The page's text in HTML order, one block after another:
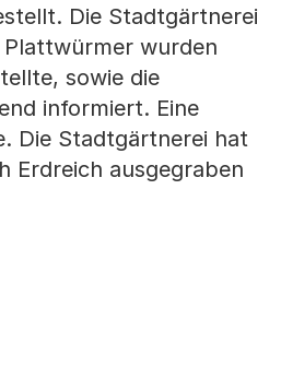
Die Stadtgärtnerei
wurden
sowie die
informiert. Eine
Die Stadtgärtnerei hat
Erdreich ausgegraben